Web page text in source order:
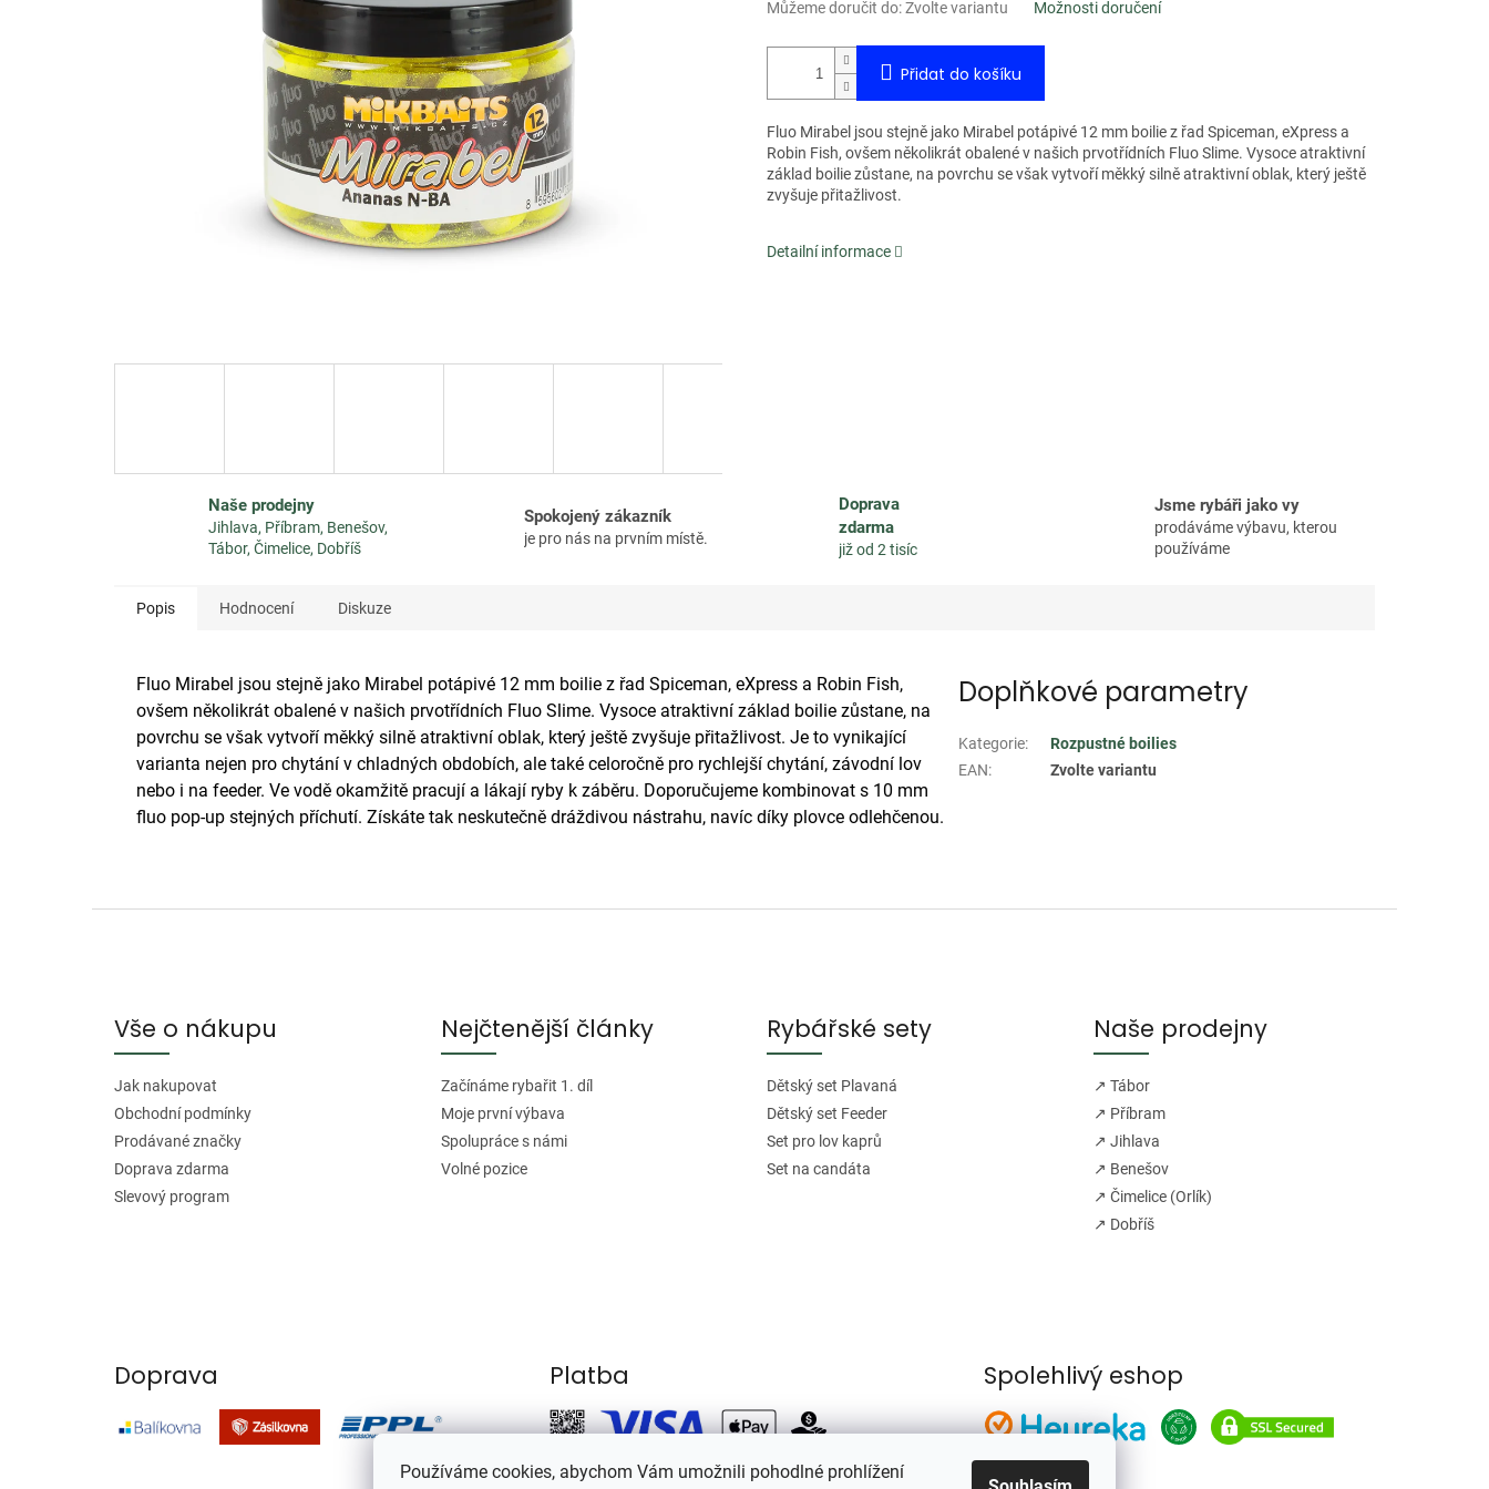
Používáme cookies, abychom Vám umožnili pohodlné prohlížení
Můžeme doručit do:Zvolte variantu Možnosti doručení
Přidat do košíku
Fluo Mirabel jsou stejně jako Mirabel potápivé 12 mm boilie z řad Spiceman, eXpress a
Robin Fish, ovšem několikrát obalené v našich prvotřídních Fluo Slime. Vysoce atraktivní
základ boilie zůstane, na povrchu se však vytvoří měkký silně atraktivní oblak, který ještě
zvyšuje přitažlivost.
Detailní informace
Naše prodejny
Jihlava, Příbram, Benešov,
Tábor, Čimelice, Dobříš
Spokojený zákazník
je pro nás na prvním místě.
Doprava
zdarma
již od 2 tisíc
Jsme rybáři jako vy
prodáváme výbavu, kterou
používáme
Popis Hodnocení Diskuze
Fluo Mirabel jsou stejně jako Mirabel potápivé 12 mm boilie z řad Spiceman, eXpress a Robin Fish,
ovšem několikrát obalené v našich prvotřídních Fluo Slime. Vysoce atraktivní základ boilie zůstane, na
povrchu se však vytvoří měkký silně atraktivní oblak, který ještě zvyšuje přitažlivost. Je to vynikající
varianta nejen pro chytání v chladných obdobích, ale také celoročně pro rychlejší chytání, závodní lov
nebo i na feeder. Ve vodě okamžitě pracují a lákají ryby k záběru. Doporučujeme kombinovat s 10 mm
fluo pop-up stejných příchutí. Získáte tak neskutečně dráždivou nástrahu, navíc díky plovce odlehčenou.
Doplňkové parametry
Kategorie:
Rozpustné boilies
EAN: Zvolte variantu
Vše o nákupu
Jak nakupovat
Obchodní podmínky
Prodávané značky
Doprava zdarma
Slevový program
Nejčtenější články
Začínáme rybařit 1. díl
Moje první výbava
Spolupráce s námi
Volné pozice
Rybářské sety
Dětský set Plavaná
Dětský set Feeder
Set pro lov kaprů
Set na candáta
Naše prodejny
↗ Tábor
↗ Příbram
↗ Jihlava
↗ Benešov
↗ Čimelice (Orlík)
↗ Dobříš
Doprava Platba Spolehlivý eshop